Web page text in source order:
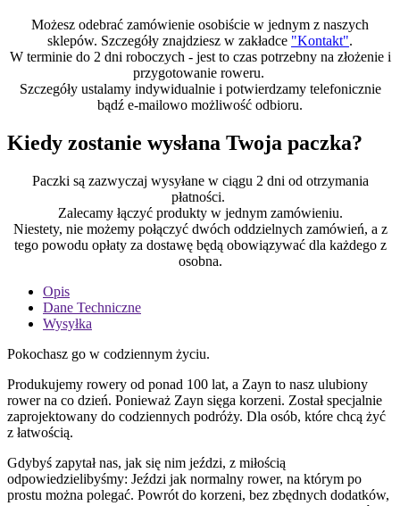
Możesz odebrać zamówienie osobiście w jednym z naszych
sklepów. Szczegóły znajdziesz w zakładce "Kontakt".
W terminie do 2 dni roboczych - jest to czas potrzebny na złożenie i
przygotowanie roweru.
Szczegóły ustalamy indywidualnie i potwierdzamy telefonicznie
bądź e-mailowo możliwość odbioru.
Kiedy zostanie wysłana Twoja paczka?
Paczki są zazwyczaj wysyłane w ciągu 2 dni od otrzymania
płatności.
Zalecamy łączyć produkty w jednym zamówieniu.
Niestety, nie możemy połączyć dwóch oddzielnych zamówień, a z
tego powodu opłaty za dostawę będą obowiązywać dla każdego z
osobna.
Opis
Dane Techniczne
Wysyłka
Pokochasz go w codziennym życiu.
Produkujemy rowery od ponad 100 lat, a Zayn to nasz ulubiony
rower na co dzień. Ponieważ Zayn sięga korzeni. Został specjalnie
zaprojektowany do codziennych podróży. Dla osób, które chcą żyć
z łatwością.
Gdybyś zapytał nas, jak się nim jeździ, z miłością
odpowiedzielibyśmy: Jeździ jak normalny rower, na którym po
prostu można polegać. Powrót do korzeni, bez zbędnych dodatków,